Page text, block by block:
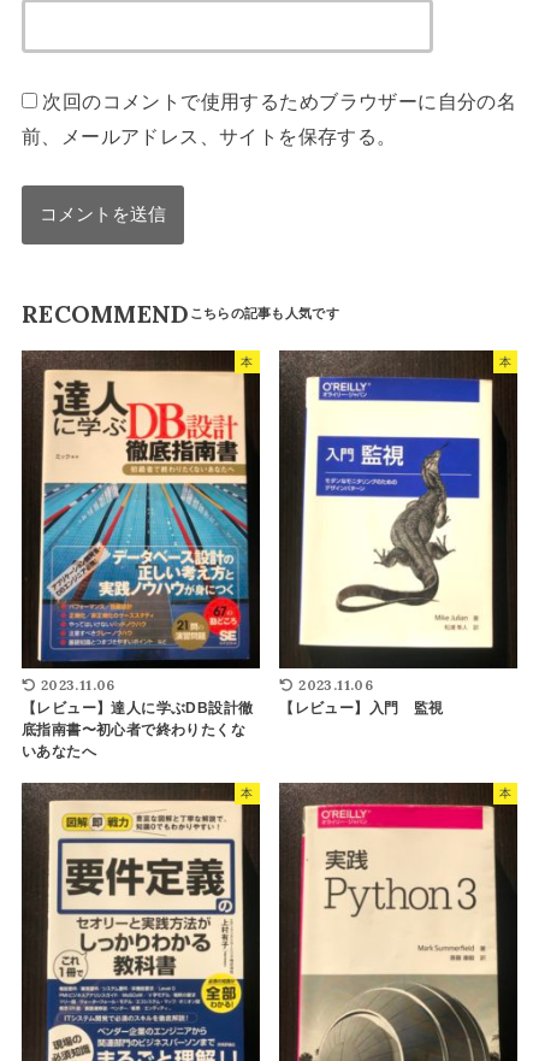
次回のコメントで使用するためブラウザーに自分の名
前、メールアドレス、サイトを保存する。
RECOMMEND
本
2023.11.06
【レビュー】達人に学ぶDB設計徹
底指南書〜初心者で終わりたくな
いあなたへ
本
2023.11.06
【レビュー】入門 監視
本 本